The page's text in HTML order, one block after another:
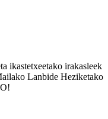
ikastetxeetako irakasleek
Lanbide Heziketako